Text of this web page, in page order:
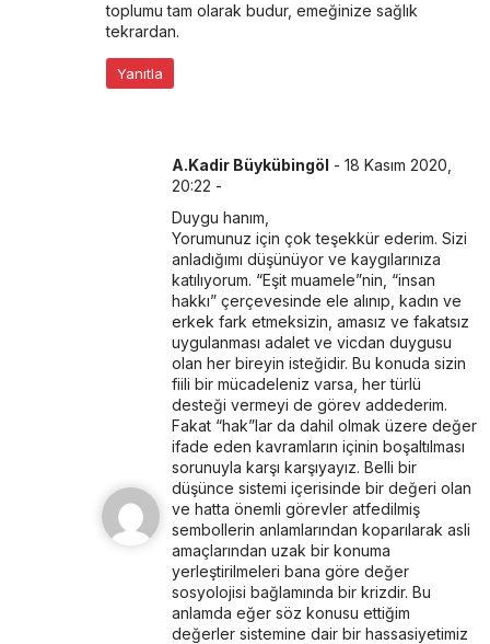
toplumu tam olarak budur, emeğinize sağlık
tekrardan.
Yanıtla
A.Kadir Büykübingöl - 18 Kasım 2020,
20:22 -
Duygu hanım,
Yorumunuz için çok teşekkür ederim. Sizi
anladığımı düşünüyor ve kaygılarınıza
katılıyorum. “Eşit muamele”nin, “insan
hakkı” çerçevesinde ele alınıp, kadın ve
erkek fark etmeksizin, amasız ve fakatsız
uygulanması adalet ve vicdan duygusu
olan her bireyin isteğidir. Bu konuda sizin
fiili bir mücadeleniz varsa, her türlü
desteği vermeyi de görev addederim.
Fakat “hak”lar da dahil olmak üzere değer
ifade eden kavramların içinin boşaltılması
sorunuyla karşı karşıyayız. Belli bir
düşünce sistemi içerisinde bir değeri olan
ve hatta önemli görevler atfedilmiş
sembollerin anlamlarından koparılarak asli
amaçlarından uzak bir konuma
yerleştirilmeleri bana göre değer
sosyolojisi bağlamında bir krizdir. Bu
anlamda eğer söz konusu ettiğim
değerler sistemine dair bir hassasiyetimiz